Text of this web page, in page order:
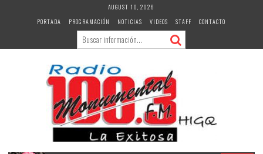
AUGUST 10, 2026
PORTADA
PROGRAMACIÓN NOTICIAS VIDEOS STAFF CONTACTO